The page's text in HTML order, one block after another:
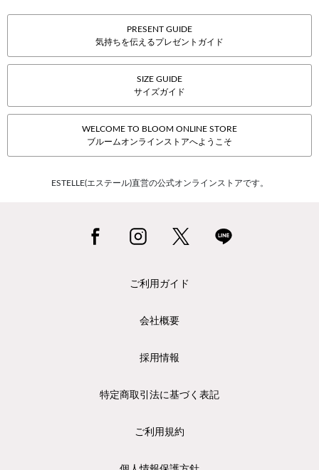
PRESENT GUIDE
気持ちを伝えるプレゼントガイド
SIZE GUIDE
サイズガイド
WELCOME TO BLOOM ONLINE STORE
ブルームオンラインストアへようこそ
ESTELLE(エステール)直営の公式オンラインストアです。
ご利用ガイド
会社概要
採用情報
特定商取引法に基づく表記
ご利用規約